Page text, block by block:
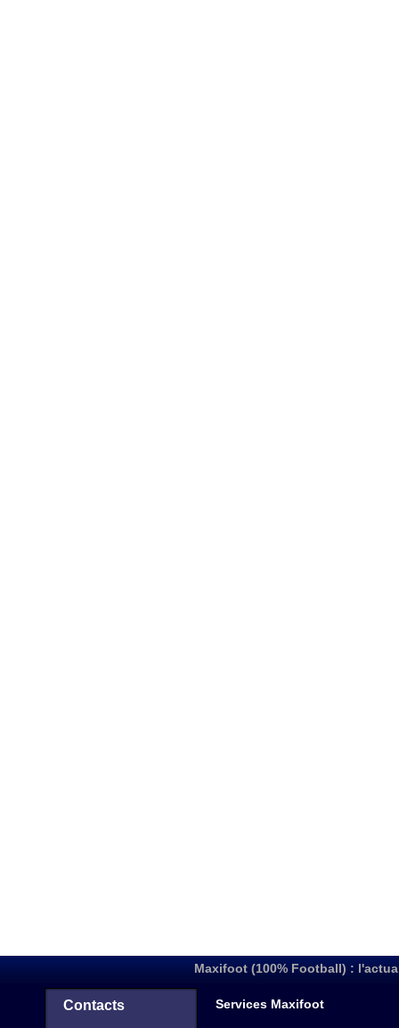
Maxifoot (100% Football) :
Contacts Services Maxifoot